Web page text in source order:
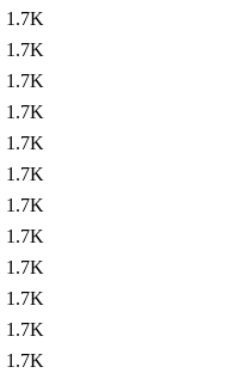
1.7K
1.7K
1.7K
1.7K
1.7K
1.7K
1.7K
1.7K
1.7K
1.7K
1.7K
1.7K